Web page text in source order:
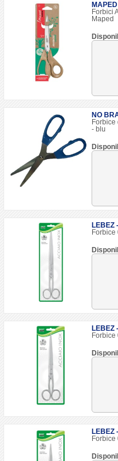
Forbici
Maped
NO
- blu
LEBEZ
LEBEZ
LEBEZ